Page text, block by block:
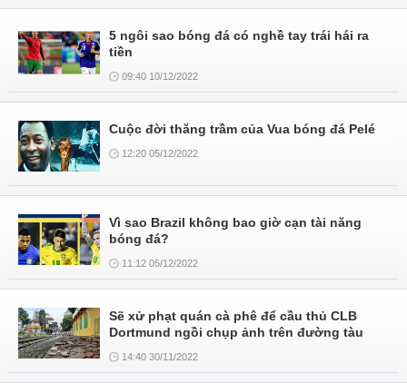
5 ngôi sao bóng đá có nghề tay trái hái ra
tiền
09:40 10/12/2022
Cuộc đời thăng trầm của Vua bóng đá Pelé
12:20 05/12/2022
Vì sao Brazil không bao giờ cạn tài năng
bóng đá?
11:12 05/12/2022
Sẽ xử phạt quán cà phê để cầu thủ CLB
Dortmund ngồi chụp ảnh trên đường tàu
14:40 30/11/2022